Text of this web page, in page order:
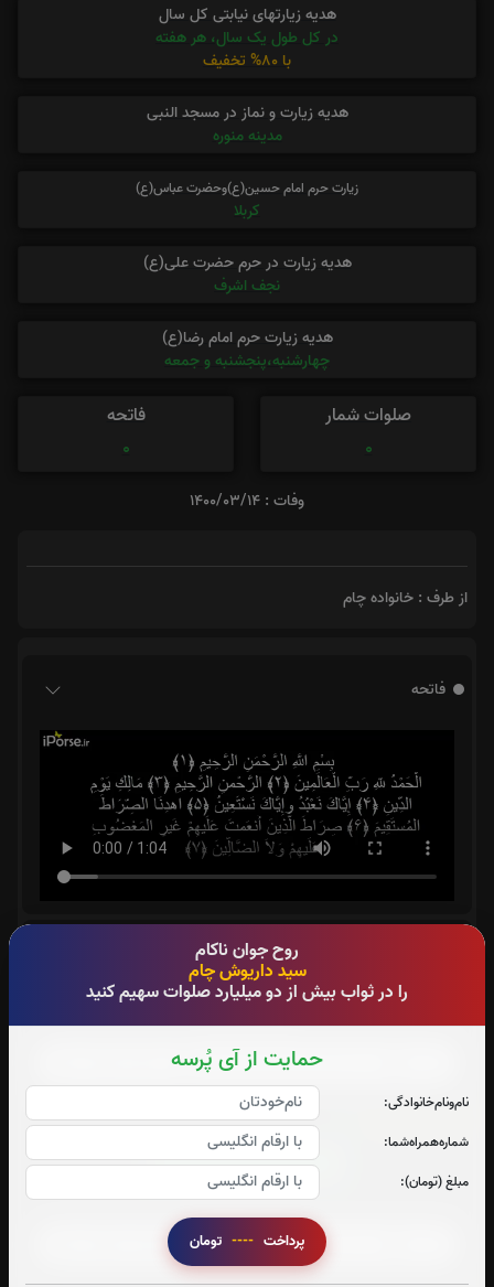
روح جوان ناکام
سید داریوش چام
را در ثواب بیش از دو میلیارد صلوات سهیم کنید
حمایت از آی پُرسه
نام‌و‌نام‌خانوادگی:
شماره‌همراه‌شما:
مبلغ (تومان):
پرداخت ----
هدیه زیارتهای نیابتی کل سال
در کل طول یک سال، هر هفته
با 80% تخفیف
هدیه زیارت و نماز در مسجد النبی
مدینه منوره
زیارت حرم امام حسین(ع)وحضرت عباس(ع)
کربلا
هدیه زیارت در حرم حضرت علی(ع)
نجف اشرف
هدیه زیارت حرم امام رضا(ع)
چهارشنبه،پنجشنبه و جمعه
صلوات شمار
0
فاتحه
0
وفات : 1400/03/14
از طرف : خانواده چام
فاتحه
قرائت سوره الرحمن را تقبل میکنم
صوت سوره الرحمن
قرائت آیت الکرسی را تقبل میکنم